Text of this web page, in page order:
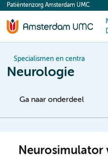
content
Patiëntenzorg Amsterdam UMC
Specialismen en centra
Neurologie
Ga naar onderdeel
Neurosimulator